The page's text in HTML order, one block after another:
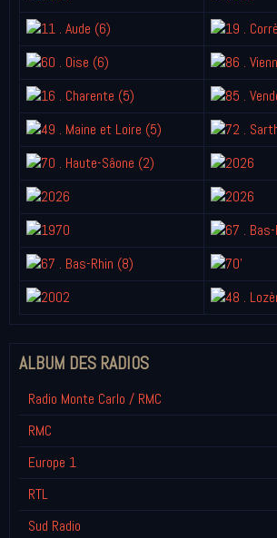
ALBUM DES RADIOS
Radio Monte Carlo / RMC
RMC
Europe 1
RTL
Sud Radio